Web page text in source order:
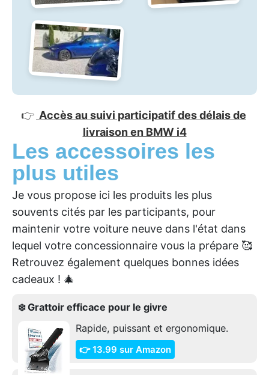
👉 Accès au suivi participatif des délais de
livraison en BMW i4
Les accessoires les
plus utiles
Je vous propose ici les produits les plus
souvents cités par les participants, pour
maintenir votre voiture neuve dans l'état dans
lequel votre concessionnaire vous la prépare 🥰
Retrouvez également quelques bonnes idées
cadeaux ! 🎄
❄️ Grattoir efficace pour le givre
Rapide, puissant et ergonomique.
👉 13.99 sur Amazon